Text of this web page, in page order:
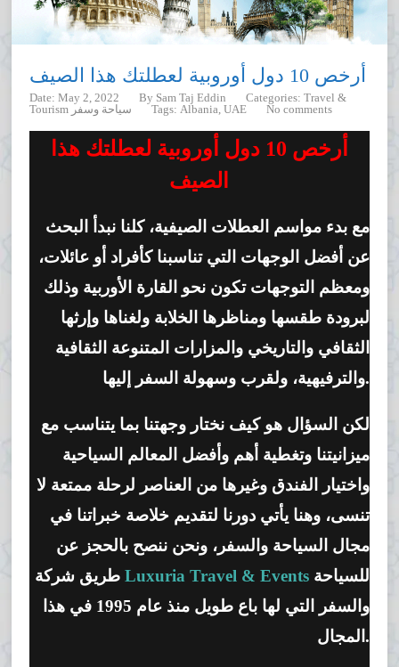
أرخص 10 دول أوروبية لعطلتك هذا الصيف
Date: May 2, 2022 By Sam Taj Eddin Categories:Travel &
Tourism سياحة وسفر
Tags:Albania,UAE No comments
أرخص 10 دول أوروبية لعطلتك هذا
الصيف
مع بدء مواسم العطلات الصيفية، كلنا نبدأ البحث
عن أفضل الوجهات التي تناسبنا كأفراد أو عائلات،
ومعظم التوجهات تكون نحو القارة الأوربية وذلك
لبرودة طقسها ومناظرها الخلابة ولغناها وإرثها
الثقافي والتاريخي والمزارات المتنوعة الثقافية
والترفيهية، ولقرب وسهولة السفر إليها.
لكن السؤال هو كيف نختار وجهتنا بما يتناسب مع
ميزانيتنا وتغطية أهم وأفضل المعالم السياحية
واختيار الفندق وغيرها من العناصر لرحلة ممتعة لا
تنسى، وهنا يأتي دورنا لتقديم خلاصة خبراتنا في
مجال السياحة والسفر، ونحن ننصح بالحجز عن
طريق شركة Luxuria Travel & Eventsللسياحة
والسفر التي لها باع طويل منذ عام 1995 في هذا
المجال.